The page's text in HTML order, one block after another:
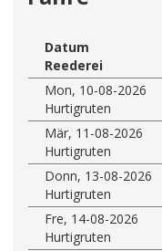
Datum
Reederei
Mon, 10-08-2026
Hurtigruten
Mär, 11-08-2026
Hurtigruten
Donn, 13-08-2026
Hurtigruten
Fre, 14-08-2026
Hurtigruten